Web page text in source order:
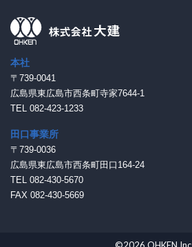
本社
〒739-0041
広島県東広島市西条町寺家7644-1
TEL 082-423-1233
田口事業所
〒739-0036
広島県東広島市西条町田口164-24
TEL 082-430-5670
FAX 082-430-5669
©2026 OHKEN Inc.